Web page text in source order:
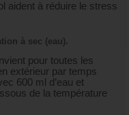
aident à réduire le stress
à sec (eau).
pour toutes les
extérieur par temps
600 ml d’eau et
de la température